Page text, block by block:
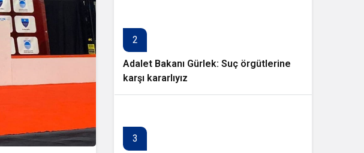
2
Adalet Bakanı Gürlek: Suç örgütlerine
karşı kararlıyız
3